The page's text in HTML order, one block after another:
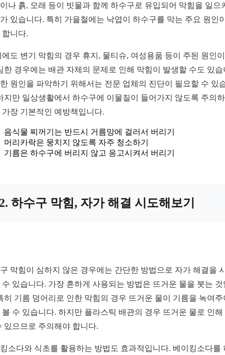
나 흙, 모래 등이 빗물과 함께 하수구로 유입되어 막힘을 일으
있습니다. 특히 가을철에는 낙엽이 하수구를 막는 주요 원인
합니다.
에도 변기 막힘의 경우 휴지, 물티슈, 여성용품 등이 주된 원인
한 경우에는 배관 자체의 문제로 인해 막힘이 발생할 수도 있습
원인을 파악하기 위해서는 전문 업체의 진단이 필요할 수 있
지만 일상생활에서 하수구에 이물질이 들어가지 않도록 주의
가장 기본적인 예방책입니다.
음식물 찌꺼기는 반드시 거름망에 걸러서 버리기
머리카락은 뭉치지 않도록 자주 청소하기
기름은 하수구에 버리지 않고 응고시켜서 버리기
하수구 막힘, 자가 해결 시도해보기
막힘이 심하지 않은 경우에는 간단한 방법으로 자가 해결을
수 있습니다. 가장 흔하게 사용되는 방법은 뜨거운 물을 붓는 것
히 기름 덩어리로 인한 막힘의 경우 뜨거운 물이 기름을 녹여주
볼 수 있습니다. 하지만 플라스틱 배관의 경우 뜨거운 물로 인해
있으므로 주의해야 합니다.
소다와 식초를 활용하는 방법도 효과적입니다. 베이킹소다를